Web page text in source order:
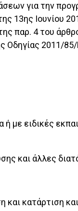
για την
13ης Ιουνίου
παρ. 4 του
2011/85/
με ειδικές
και άλλες
κατάρτιση